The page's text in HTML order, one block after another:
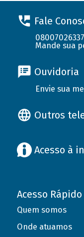
Fale
08007026337
Mande sua
Ouvidoria
Envie sua
Outros
Acesso à
Acesso Rápido
Quem somos
Onde atuamos